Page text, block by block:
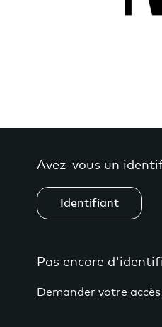
Avez-vous un
Identifiant
Pas encore
Demander votre